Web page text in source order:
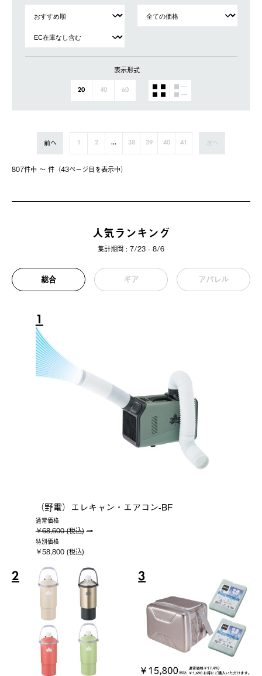
表示形式
20 40 60
807件中 〜 件（43ページ⽬を表⽰中）
前へ 1 2 ... 38 39 40 41 次へ
人気ランキング
集計期間 : 7/23 - 8/6
総合 ギア アパレル
1
（野電）エレキャン・エアコン-BF
通常価格
￥68,600 (税込)
特別価格
￥58,800 (税込)
2 3